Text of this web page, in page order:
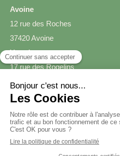
Avoine
12 rue des Roches
37420 Avoine
Varrains
17 rue des Rogelins
49400 Varrains
Prendre rendez-vous
Création et référencement du site par
Site créé grâce àSmartDiet